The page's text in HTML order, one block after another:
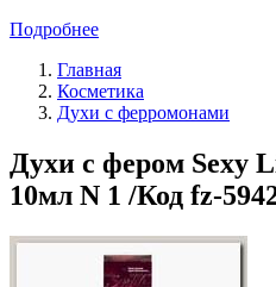
Подробнее
Главная
Косметика
Духи с ферромонами
Духи с фером Sexy
10мл N 1 /Код fz-